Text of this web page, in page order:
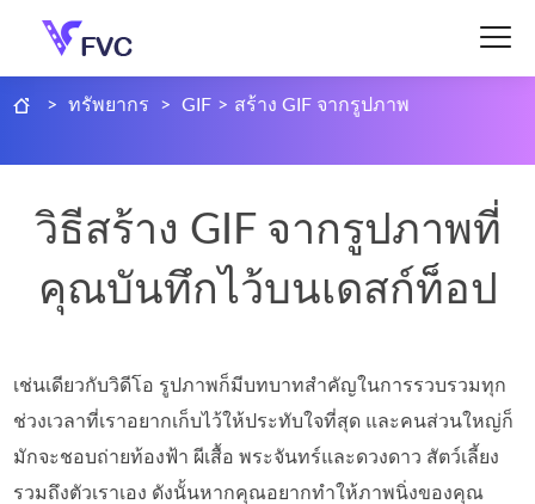
> ทรัพยากร > GIF > สร้าง GIF จากรูปภาพ
วิธีสร้าง GIF จากรูปภาพที่
คุณบันทึกไว้บนเดสก์ท็อป
เช่นเดียวกับวิดีโอ รูปภาพก็มีบทบาทสำคัญในการรวบรวมทุก
ช่วงเวลาที่เราอยากเก็บไว้ให้ประทับใจที่สุด และคนส่วนใหญ่ก็
มักจะชอบถ่ายท้องฟ้า ผีเสื้อ พระจันทร์และดวงดาว สัตว์เลี้ยง
รวมถึงตัวเราเอง ดังนั้นหากคุณอยากทำให้ภาพนิ่งของคุณ